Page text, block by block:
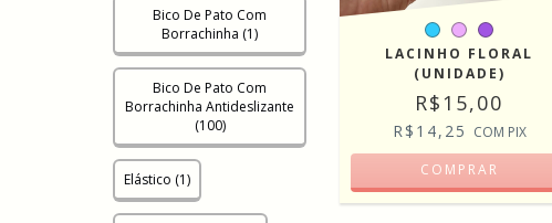
Bico De Pato Com
Borrachinha (1)
Bico De Pato Com
Borrachinha Antideslizante
(100)
Elástico (1)
LACINHO FLORAL
(UNIDADE)
R$15,00
R$14,25 COM PIX
COMPRAR